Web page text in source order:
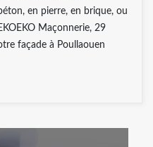
en pierre, en brique, ou
Maçonnerie, 29
façade à Poullaouen